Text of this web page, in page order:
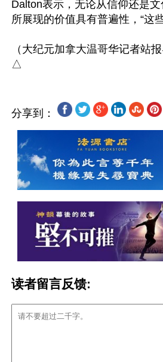
Dalton表示，无论从信仰还是
所展现的价值具有普遍性，“这
（大纪元加拿大温哥华记者站报
分享到：
读者留言反馈: